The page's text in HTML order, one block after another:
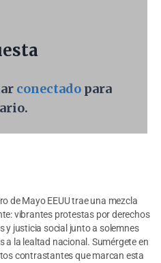
conectado para
de Mayo EEUU trae una mezcla
vibrantes protestas por derechos
y justicia social junto a solemnes
a la lealtad nacional. Sumérgete en
contrastantes que marcan esta